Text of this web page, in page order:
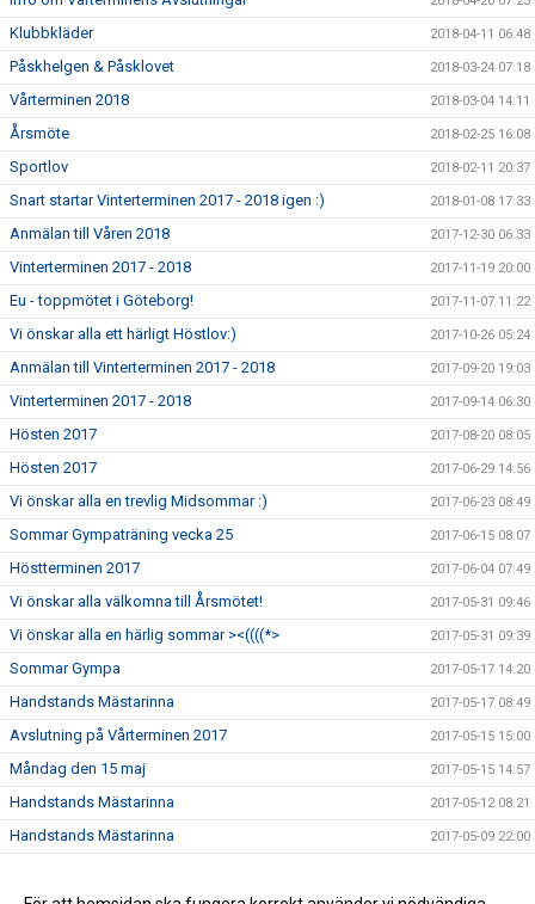
Klubbkläder 2018-04-11 06:48
Påskhelgen & Påsklovet 2018-03-24 07:18
Vårterminen 2018 2018-03-04 14:11
Årsmöte 2018-02-25 16:08
Sportlov 2018-02-11 20:37
Snart startar Vinterterminen 2017 - 2018 igen :) 2018-01-08 17:33
Anmälan till Våren 2018 2017-12-30 06:33
Vinterterminen 2017 - 2018 2017-11-19 20:00
Eu - toppmötet i Göteborg! 2017-11-07 11:22
Vi önskar alla ett härligt Höstlov:) 2017-10-26 05:24
Anmälan till Vinterterminen 2017 - 2018 2017-09-20 19:03
Vinterterminen 2017 - 2018 2017-09-14 06:30
Hösten 2017 2017-08-20 08:05
Hösten 2017 2017-06-29 14:56
Vi önskar alla en trevlig Midsommar :) 2017-06-23 08:49
Sommar Gympaträning vecka 25 2017-06-15 08:07
Höstterminen 2017 2017-06-04 07:49
Vi önskar alla välkomna till Årsmötet! 2017-05-31 09:46
Vi önskar alla en härlig sommar ><((((*> 2017-05-31 09:39
Sommar Gympa 2017-05-17 14:20
Handstands Mästarinna 2017-05-17 08:49
Avslutning på Vårterminen 2017 2017-05-15 15:00
Måndag den 15 maj 2017-05-15 14:57
Handstands Mästarinna 2017-05-12 08:21
Handstands Mästarinna 2017-05-09 22:00